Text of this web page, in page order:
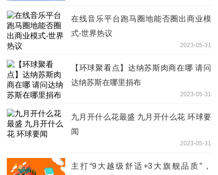
在线音乐平台跑马圈地能否圈出商业模
式-世界热议
2023-05-31
【环球聚看点】达纳苏斯肉商在哪 请问
达纳苏斯在哪里捐布
2023-05-31
九月开什么花最盛 九月开什么花 环球要
闻
2023-05-31
主打“9大越级舒适+3大旗舰品质”，